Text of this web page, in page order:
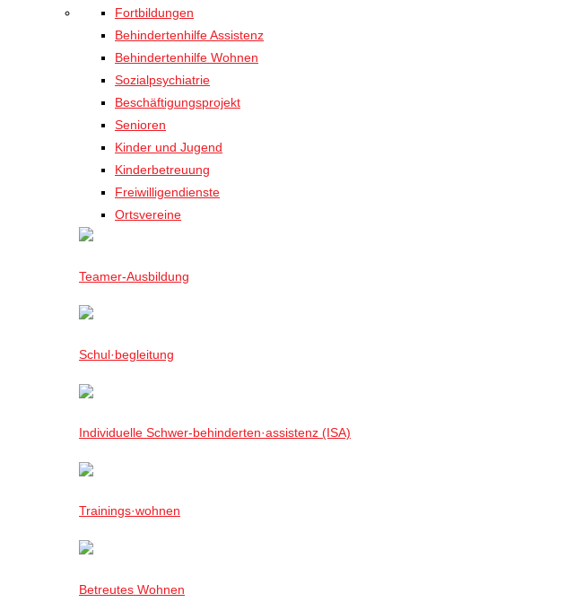
Fortbildungen
Behindertenhilfe Assistenz
Behindertenhilfe Wohnen
Sozialpsychiatrie
Beschäftigungsprojekt
Senioren
Kinder und Jugend
Kinderbetreuung
Freiwilligendienste
Ortsvereine
Teamer-Ausbildung
Schul·begleitung
Individuelle Schwer-behinderten·assistenz (ISA)
Trainings·wohnen
Betreutes Wohnen